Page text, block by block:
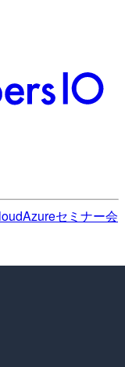
Azureセミナー会